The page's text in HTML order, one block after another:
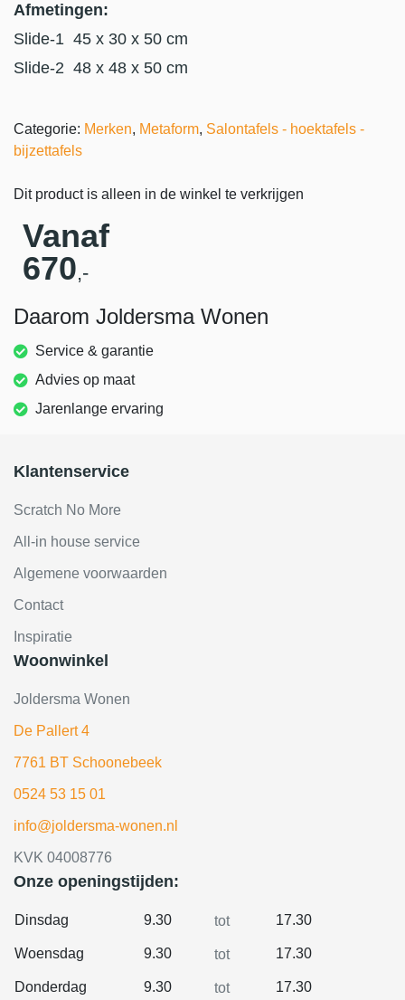
Afmetingen:
Slide-1 45 x 30 x 50 cm
Slide-2 48 x 48 x 50 cm
Categorie: Merken, Metaform, Salontafels - hoektafels -
bijzettafels
Dit product is alleen in de winkel te verkrijgen
Vanaf
670,-
Daarom Joldersma Wonen
Service & garantie
Advies op maat
Jarenlange ervaring
Klantenservice
Scratch No More
All-in house service
Algemene voorwaarden
Contact
Inspiratie
Woonwinkel
Joldersma Wonen
De Pallert 4
7761 BT Schoonebeek
0524 53 15 01
info@joldersma-wonen.nl
KVK 04008776
Onze openingstijden:
Dinsdag 9.30 tot 17.30
Woensdag 9.30 tot 17.30
Donderdag 9.30 tot 17.30